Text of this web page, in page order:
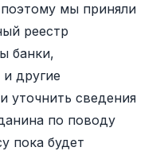
мы приняли
реестр
банки,
другие
уточнить сведения
по поводу
пока будет